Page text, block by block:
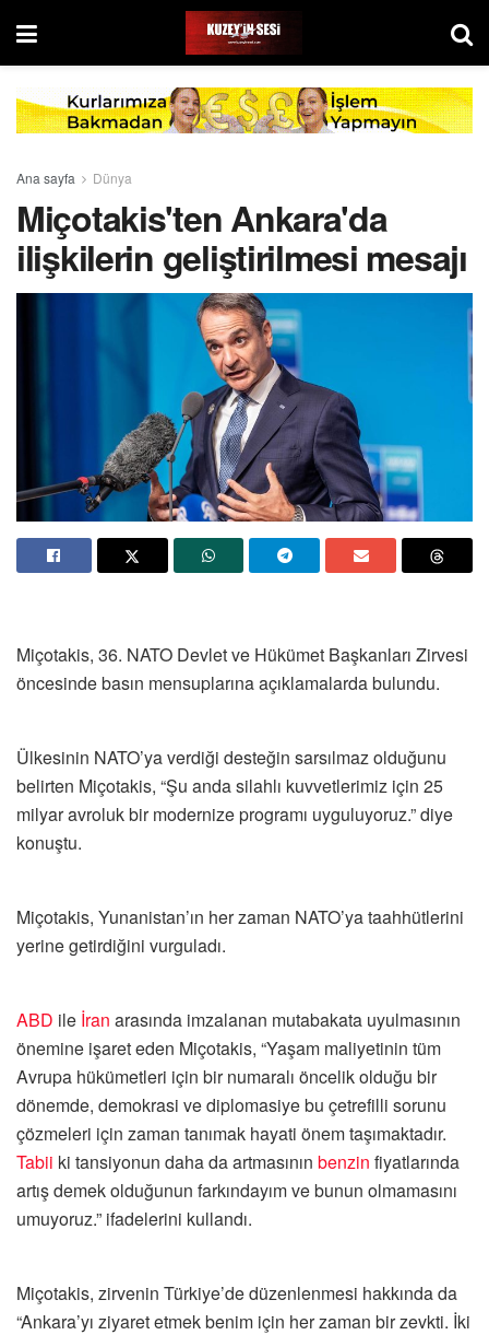
Ana sayfa Dünya
Miçotakis'ten Ankara'da
ilişkilerin geliştirilmesi mesajı
Miçotakis, 36.⁠ ⁠NATO Devlet ve Hükümet Başkanları Zirvesi
öncesinde basın mensuplarına açıklamalarda bulundu.
Ülkesinin NATO’ya verdiği desteğin sarsılmaz olduğunu
belirten Miçotakis, “Şu anda silahlı kuvvetlerimiz için 25
milyar avroluk bir modernize programı uyguluyoruz.” diye
konuştu.
Miçotakis, Yunanistan’ın her zaman NATO’ya taahhütlerini
yerine getirdiğini vurguladı.
ABD ile İran arasında imzalanan mutabakata uyulmasının
önemine işaret eden Miçotakis, “Yaşam maliyetinin tüm
Avrupa hükümetleri için bir numaralı öncelik olduğu bir
dönemde, demokrasi ve diplomasiye bu çetrefilli sorunu
çözmeleri için zaman tanımak hayati önem taşımaktadır.
Tabii ki tansiyonun daha da artmasının benzin fiyatlarında
artış demek olduğunun farkındayım ve bunun olmamasını
umuyoruz.” ifadelerini kullandı.
Miçotakis, zirvenin Türkiye’de düzenlenmesi hakkında da
“Ankara’yı ziyaret etmek benim için her zaman bir zevkti. İki